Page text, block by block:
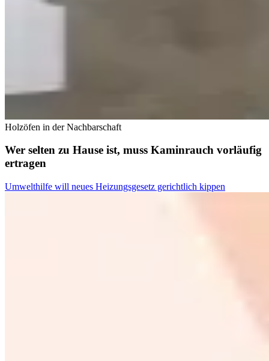
Holzöfen in der Nachbarschaft
Wer selten zu Hause ist, muss Kaminrauch vorläufig
ertragen
Umwelthilfe will neues Heizungsgesetz gerichtlich kippen